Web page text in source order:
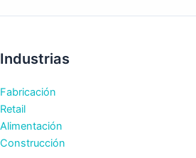
Industrias
Fabricación
Retail
Alimentación
Construcción